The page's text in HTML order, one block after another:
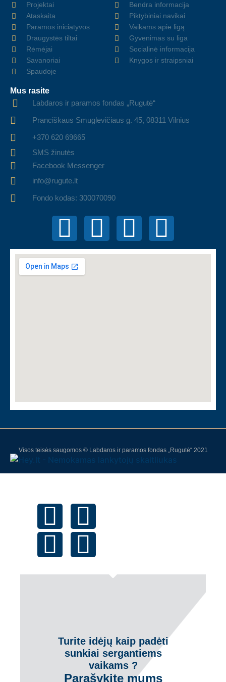
Projektai
Ataskaita
Paramos iniciatyvos
Draugystės tiltai
Rėmėjai
Savanoriai
Spaudoje
Bendra informacija
Piktybiniai navikai
Vaikams apie ligą
Gyvenimas su liga
Socialinė informacija
Knygos ir straipsniai
Mus rasite
Labdaros ir paramos fondas „Rugutė“
Pranciškaus Smuglevičiaus g. 45, 08311 Vilnius
+370 620 69665
SMS žinutės
Facebook Messenger
info@rugute.lt
Fondo kodas: 300070090
Visos teisės saugomos © Labdaros ir paramos fondas „Rugutė“ 2021
Turite idėjų kaip padėti
sunkiai sergantiems
vaikams ?
Parašykite mums